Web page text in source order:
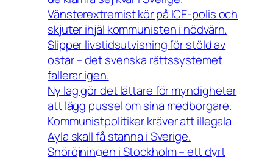
Vänsterextremist kör på ICE-polis och
skjuter ihjäl kommunisten i nödvärn.
Slipper livstidsutvisning för stöld av
ostar – det svenska rättssystemet
fallerar igen.
Ny lag gör det lättare för myndigheter
att lägg pussel om sina medborgare.
Kommunistpolitiker kräver att illegala
Ayla skall få stanna i Sverige.
Snöröjningen i Stockholm – ett dyrt